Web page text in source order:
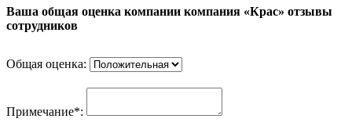
Ваша общая оценка компании компания «Крас» отзывы
сотрудников
Общая оценка:
Примечание*: